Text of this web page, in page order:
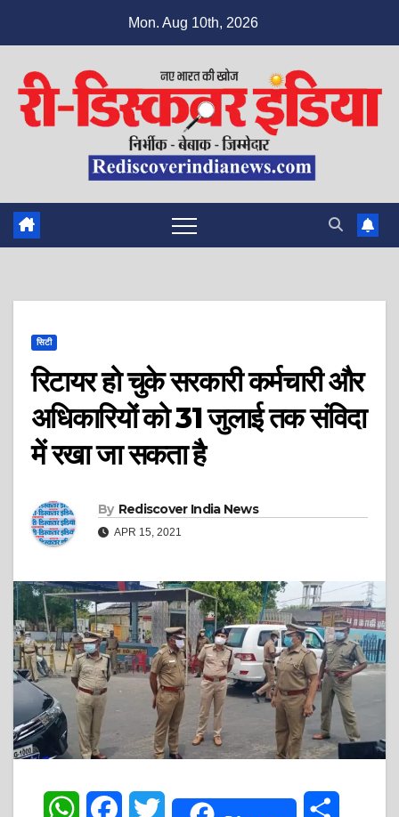
Mon. Aug 10th, 2026
सिटी
रिटायर हो चुके सरकारी कर्मचारी और
अधिकारियों को 31 जुलाई तक संविदा
में रखा जा सकता है
By Rediscover India News
APR 15, 2021
W